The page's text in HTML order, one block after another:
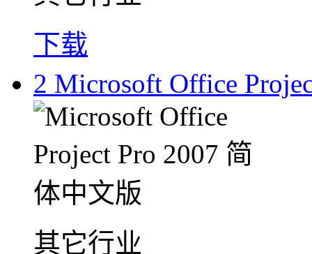
下载
2 Microsoft Office
其它行业